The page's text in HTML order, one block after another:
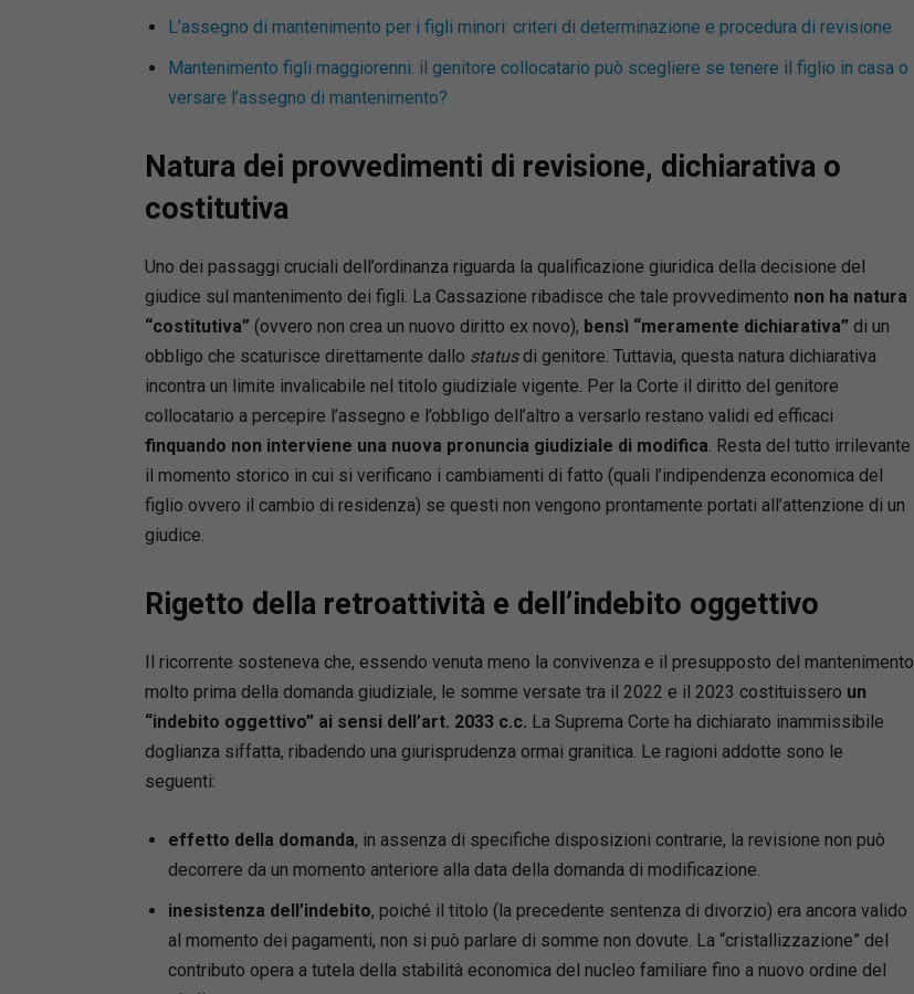
L’assegno di mantenimento per i figli minori: criteri di determinazione e procedura di revisione
Mantenimento figli maggiorenni: il genitore collocatario può scegliere se tenere il figlio in casa o
versare l’assegno di mantenimento?
Natura dei provvedimenti di revisione, dichiarativa o
costitutiva
Uno dei passaggi cruciali dell’ordinanza riguarda la qualificazione giuridica della decisione del
giudice sul mantenimento dei figli. La Cassazione ribadisce che tale provvedimento non ha natura
“costitutiva” (ovvero non crea un nuovo diritto ex novo), bensì “meramente dichiarativa” di un
obbligo che scaturisce direttamente dallo statusdi genitore. Tuttavia, questa natura dichiarativa
incontra un limite invalicabile nel titolo giudiziale vigente. Per la Corte il diritto del genitore
collocatario a percepire l’assegno e l’obbligo dell’altro a versarlo restano validi ed efficaci
finquando non interviene una nuova pronuncia giudiziale di modifica. Resta del tutto irrilevante
il momento storico in cui si verificano i cambiamenti di fatto (quali l’indipendenza economica del
figlio ovvero il cambio di residenza) se questi non vengono prontamente portati all’attenzione di un
giudice.
Rigetto della retroattività e dell’indebito oggettivo
Il ricorrente sosteneva che, essendo venuta meno la convivenza e il presupposto del mantenimento
molto prima della domanda giudiziale, le somme versate tra il 2022 e il 2023 costituissero un
“indebito oggettivo” ai sensi dell’art. 2033 c.c. La Suprema Corte ha dichiarato inammissibile
doglianza siffatta, ribadendo una giurisprudenza ormai granitica. Le ragioni addotte sono le
seguenti:
effetto della domanda, in assenza di specifiche disposizioni contrarie, la revisione non può
decorrere da un momento anteriore alla data della domanda di modificazione.
inesistenza dell’indebito, poiché il titolo (la precedente sentenza di divorzio) era ancora valido
al momento dei pagamenti, non si può parlare di somme non dovute. La “cristallizzazione” del
contributo opera a tutela della stabilità economica del nucleo familiare fino a nuovo ordine del